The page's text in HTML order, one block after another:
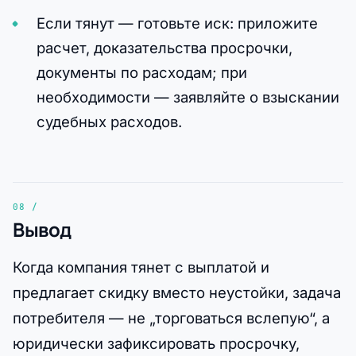
Если тянут — готовьте иск: приложите
расчет, доказательства просрочки,
документы по расходам; при
необходимости — заявляйте о взыскании
судебных расходов.
Вывод
Когда компания тянет с выплатой и
предлагает скидку вместо неустойки, задача
потребителя — не „торговаться вслепую“, а
юридически зафиксировать просрочку,